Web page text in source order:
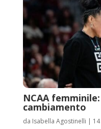
NCAA
cambiamento
da Isabella Agostinelli |